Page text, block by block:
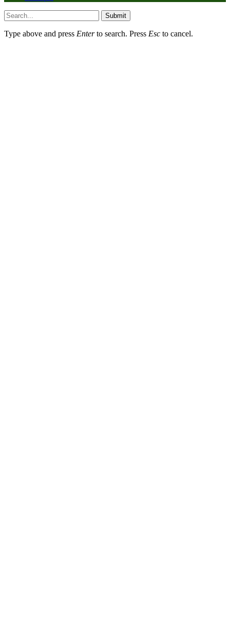
Submit
Type above and press Enterto search. Press Esc to cancel.